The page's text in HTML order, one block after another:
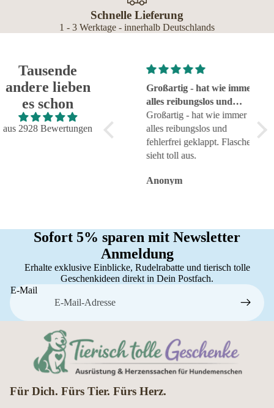
Schnelle Lieferung
1 - 3 Werktage - innerhalb Deutschlands
Tausende
andere lieben
es schon
aus 2928 Bewertungen
Super!
Super!
Großartig - hat wie immer
alles reibungslos und
fehlerfrei geklappt
Großartig - hat wie immer
alles reibungslos und
fehlerfrei geklappt. Flasche
sieht toll aus.
Anonym
Sofort 5% sparen mit Newsletter
Anmeldung
Erhalte exklusive Einblicke, Rudelrabatte und tierisch tolle
Geschenkideen direkt in Dein Postfach.
E-Mail
Für Dich. Fürs Tier. Fürs Herz.